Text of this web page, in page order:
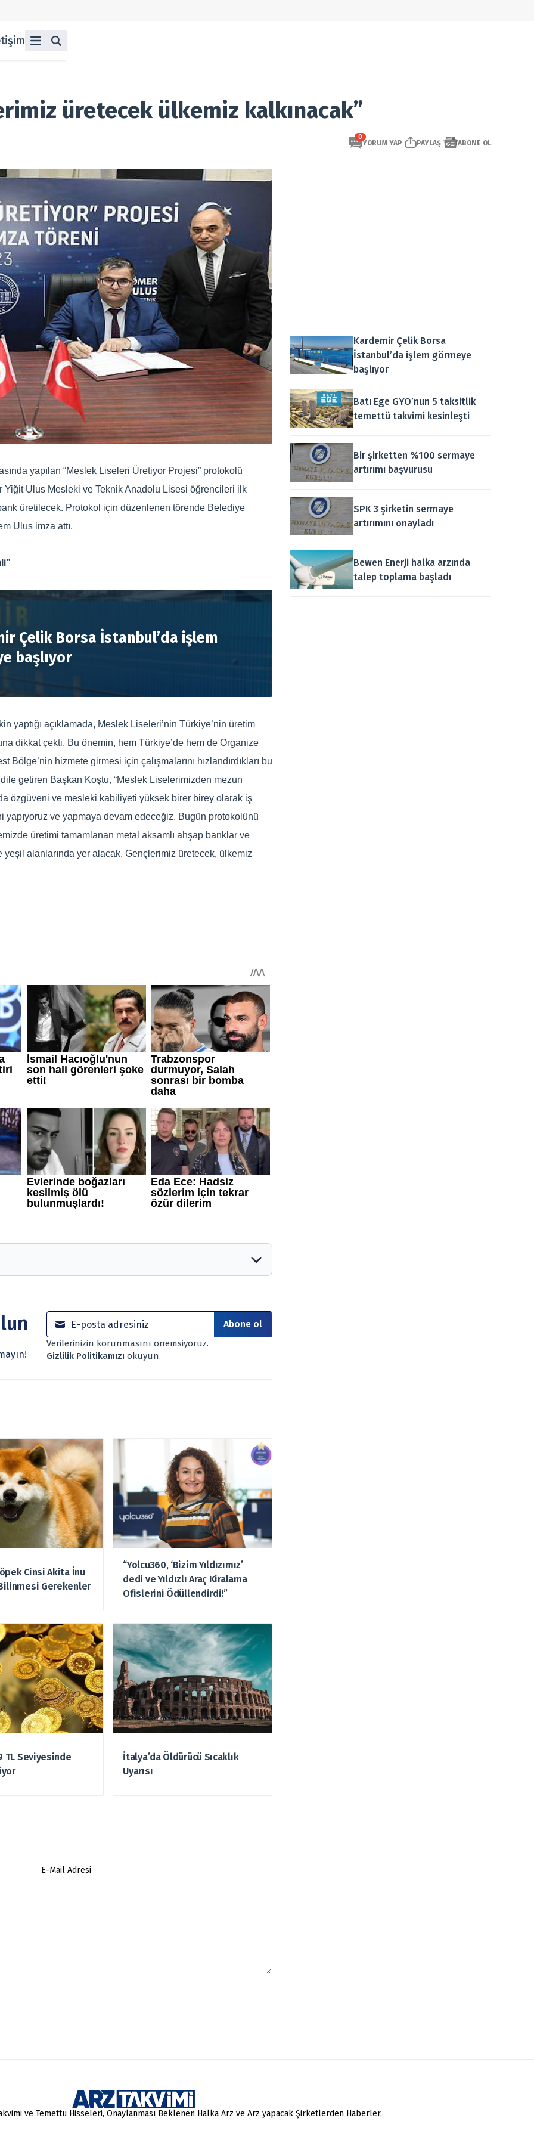
üretecek ülkemiz kalkınacak”
0
YORUM YAP PAYLAŞ ABONE OL
yapılan “Meslek Liseleri Üretiyor Projesi” protokolü
Yiğit Ulus Mesleki ve Teknik Anadolu Lisesi öğrencileri ilk
üretilecek. Protokol için düzenlenen törende Belediye
Ulus imza attı.
Çelik Borsa İstanbul’da işlem
başlıyor
yaptığı açıklamada, Meslek Liseleri’nin Türkiye’nin üretim
dikkat çekti. Bu önemin, hem Türkiye’de hem de Organize
hizmete girmesi için çalışmalarını hızlandırdıkları bu
getiren Başkan Koştu, “Meslek Liselerimizden mezun
özgüveni ve mesleki kabiliyeti yüksek birer birey olarak iş
yapıyoruz ve yapmaya devam edeceğiz. Bugün protokolünü
üretimi tamamlanan metal aksamlı ahşap banklar ve
alanlarında yer alacak. Gençlerimiz üretecek, ülkemiz
risk – getiri beklentileriniz ile uyuşmayabilir. Ayrıca
Bu nedenle doğabilecek kayıp ve zararlardan,
Abone ol
Verilerinizin korunmasını önemsiyoruz.
Gizlilik Politikamızıokuyun.
Cinsi Akita İnu
Gerekenler
“Yolcu360, ‘Bizim Yıldızımız’
dedi ve Yıldızlı Araç Kiralama
Ofislerini Ödüllendirdi!”
TL Seviyesinde
İtalya’da Öldürücü Sıcaklık
Uyarısı
Kardemir Çelik Borsa
İstanbul’da işlem görmeye
başlıyor
Batı Ege GYO’nun 5 taksitlik
temettü takvimi kesinleşti
Bir şirketten %100 sermaye
artırımı başvurusu
SPK 3 şirketin sermaye
artırımını onayladı
Bewen Enerji halka arzında
talep toplama başladı
ve Temettü Hisseleri, Onaylanması Beklenen Halka Arz ve Arz yapacak Şirketlerden Haberler.